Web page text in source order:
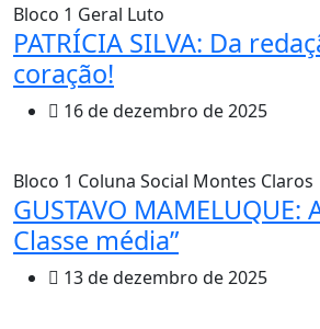
Bloco 1 Geral Luto
PATRÍCIA SILVA: Da
coração!
16 de dezembro de 2025
Bloco 1 Coluna Social Montes Claros
GUSTAVO MAMELUQUE:
Classe média”
13 de dezembro de 2025